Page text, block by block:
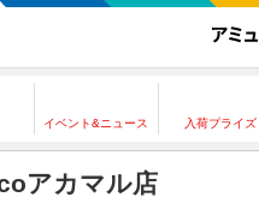
イベント&ニュース 入荷プライズ
アカマル店